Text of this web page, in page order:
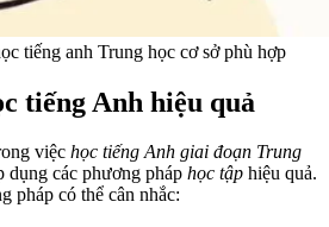
tiếng anh Trung học cơ sở phù hợp
tiếng Anh hiệu quả
việc học tiếng Anh giai đoạn Trung
dụng các phương pháp học tập hiệu quả.
pháp có thể cân nhắc: